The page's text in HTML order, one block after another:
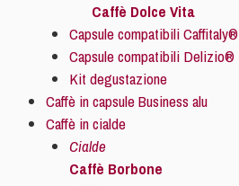
Caffè Dolce Vita
Capsule compatibili Caffitaly®
Capsule compatibili Delizio®
Kit degustazione
Caffè in capsule Business alu
Caffè in cialde
Cialde
Caffè Borbone